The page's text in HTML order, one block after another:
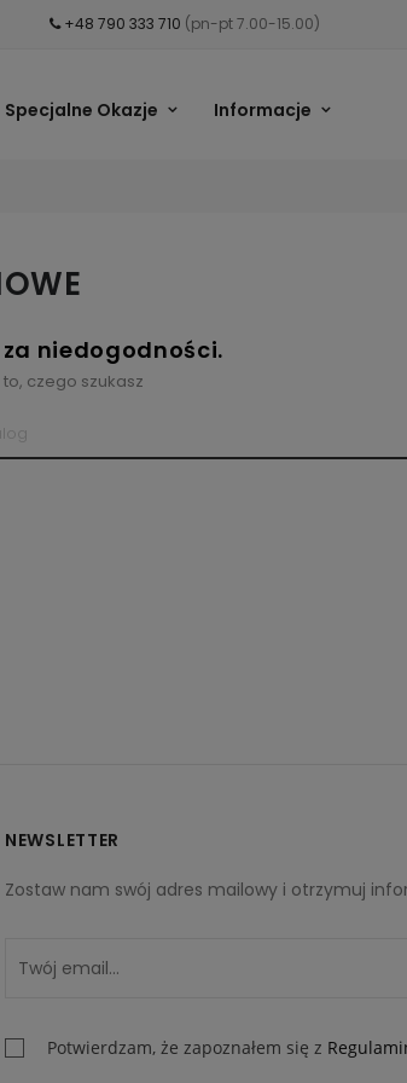
+48 790 333 710 (pn-pt 7.00-15.00)
Specjalne Okazje Informacje
niedogodności.
czego szukasz
NEWSLETTER
Zostaw nam swój adres mailowy i otrzymuj
Potwierdzam, że zapoznałem się z